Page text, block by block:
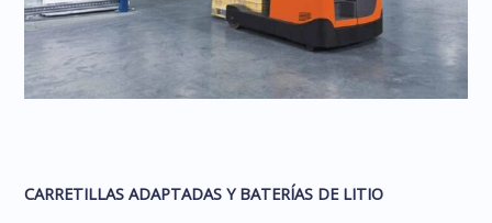
CARRETILLAS ADAPTADAS Y BATERÍAS DE LITIO